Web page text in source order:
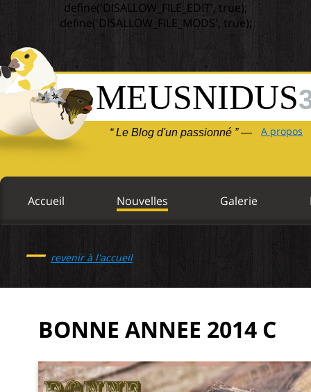
define('DISALLOW_FILE_EDIT', true);
define('DISALLOW_FILE_MODS', true);
MEUSNIDUS
“ Le Blog d'un passionné ” — A propos
Accueil Nouvelles Galerie
— revenir à l'accueil
BONNE ANNEE 2014 C